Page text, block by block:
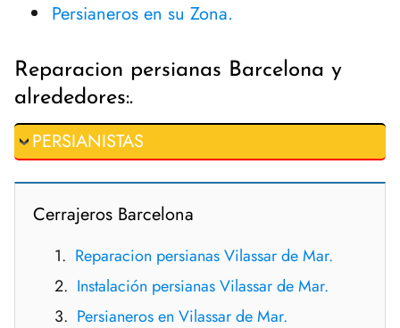
Persianeros en su Zona.
Reparacion persianas Barcelona y
alrededores:.
PERSIANISTAS
Cerrajeros Barcelona
Reparacion persianas Vilassar de Mar.
Instalación persianas Vilassar de Mar.
Persianeros en Vilassar de Mar.